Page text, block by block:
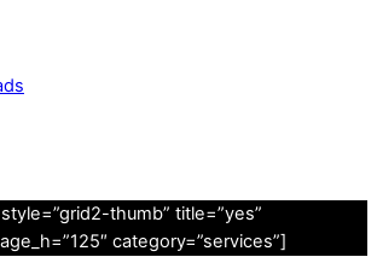
thumb” title=”yes”
category=”services”]